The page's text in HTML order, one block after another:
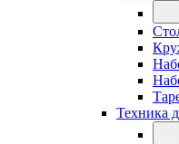
Техника